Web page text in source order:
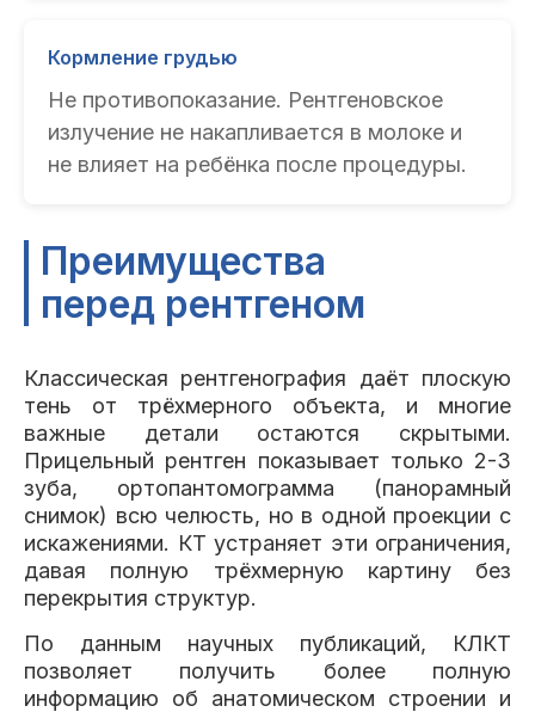
Кормление грудью
Не противопоказание. Рентгеновское
излучение не накапливается в молоке и
не влияет на ребёнка после процедуры.
Преимущества
перед рентгеном
Классическая рентгенография даёт плоскую
тень от трёхмерного объекта, и многие
важные детали остаются скрытыми.
Прицельный рентген показывает только 2-3
зуба, ортопантомограмма (панорамный
снимок) всю челюсть, но в одной проекции с
искажениями. КТ устраняет эти ограничения,
давая полную трёхмерную картину без
перекрытия структур.
По данным научных публикаций, КЛКТ
позволяет получить более полную
информацию об анатомическом строении и